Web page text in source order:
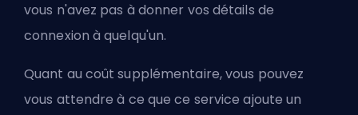
vous n'avez pas à donner vos détails de
connexion à quelqu'un.
Quant au coût supplémentaire, vous pouvez
vous attendre à ce que ce service ajoute un